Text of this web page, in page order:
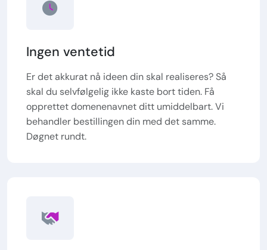
Ingen ventetid
Er det akkurat nå ideen din skal realiseres? Så
skal du selvfølgelig ikke kaste bort tiden. Få
opprettet domenenavnet ditt umiddelbart. Vi
behandler bestillingen din med det samme.
Døgnet rundt.